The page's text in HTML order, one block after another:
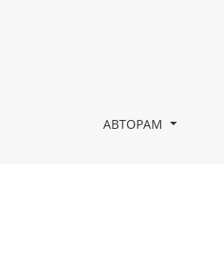
АВТОРАМ